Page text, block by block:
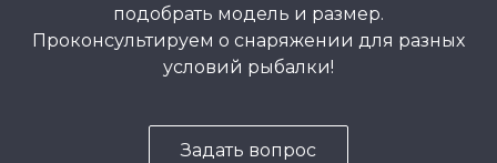
подобрать модель и размер.
Проконсультируем о снаряжении для разных
условий рыбалки!
Задать вопрос